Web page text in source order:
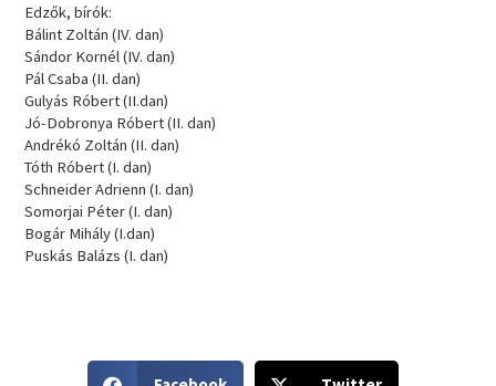
Edzők, bírók:
Bálint Zoltán (IV. dan)
Sándor Kornél (IV. dan)
Pál Csaba (II. dan)
Gulyás Róbert (II.dan)
Jó-Dobronya Róbert (II. dan)
Andrékó Zoltán (II. dan)
Tóth Róbert (I. dan)
Schneider Adrienn (I. dan)
Somorjai Péter (I. dan)
Bogár Mihály (I.dan)
Puskás Balázs (I. dan)